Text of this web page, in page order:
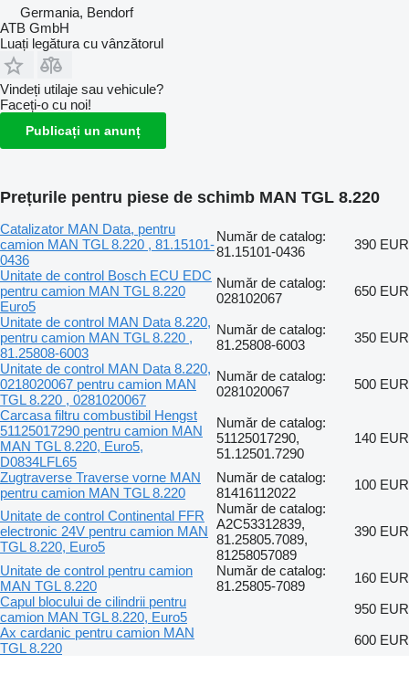
Germania, Bendorf
ATB GmbH
Luați legătura cu vânzătorul
Vindeți utilaje sau vehicule?
Faceți-o cu noi!
Publicați un anunț
Prețurile pentru piese de schimb MAN TGL 8.220
Catalizator MAN Data, pentru
camion MAN TGL 8.220 , 81.15101-
0436
Număr de catalog:
81.15101-0436
390 EUR
Unitate de control Bosch ECU EDC
pentru camion MAN TGL 8.220
Euro5
Număr de catalog:
028102067
650 EUR
Unitate de control MAN Data 8.220,
pentru camion MAN TGL 8.220 ,
81.25808-6003
Număr de catalog:
81.25808-6003
350 EUR
Unitate de control MAN Data 8.220,
0218020067 pentru camion MAN
TGL 8.220 , 0281020067
Număr de catalog:
0281020067
500 EUR
Carcasa filtru combustibil Hengst
51125017290 pentru camion MAN
MAN TGL 8.220, Euro5,
D0834LFL65
Număr de catalog:
51125017290,
51.12501.7290
140 EUR
Zugtraverse Traverse vorne MAN
pentru camion MAN TGL 8.220
Număr de catalog:
81416112022
100 EUR
Unitate de control Continental FFR
electronic 24V pentru camion MAN
TGL 8.220, Euro5
Număr de catalog:
A2C53312839,
81.25805.7089,
81258057089
390 EUR
Unitate de control pentru camion
MAN TGL 8.220
Număr de catalog:
81.25805-7089
160 EUR
Capul blocului de cilindrii pentru
camion MAN TGL 8.220, Euro5
950 EUR
Ax cardanic pentru camion MAN
TGL 8.220
600 EUR